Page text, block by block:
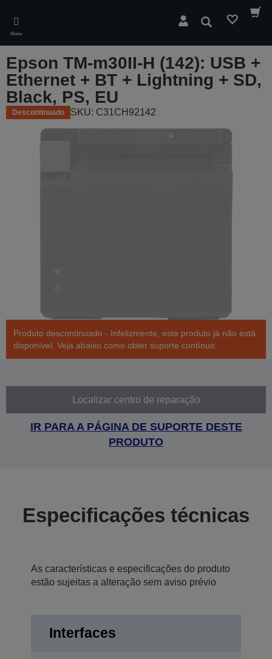
main
content
Menu
Pesquisar
Epson TM-m30II-H (142): USB +
Ethernet + BT + Lightning + SD,
Black, PS, EU
Descontinuado SKU: C31CH92142
Produto descontinuado - Infelizmente, este produto já não está
disponível. Veja abaixo como obter suporte contínuo.
Localizar centro de reparação
IR PARA A PÁGINA DE SUPORTE DESTE
PRODUTO
Especificações técnicas
As características e especificações do produto
estão sujeitas a alteração sem aviso prévio
Interfaces